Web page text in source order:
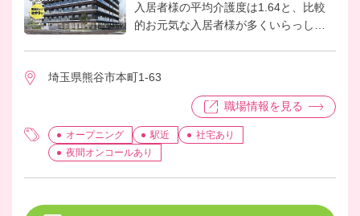
入居者様の平均介護度は1.64と、比較
的お元気な入居者様が多くいらっしゃ
入居者様からの健康相談などが主な仕
事になっております。 開設間もないホ
ームのため、多職種間での連携により
重点をおいて、サービスづくりなどホ
ーム運営を行っております。
埼玉県熊谷市本町1-63
職場情報を見る
オープニング 駅近
社宅あり
夜間オンコールあり